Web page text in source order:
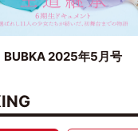
BUBKA 2025年5月号